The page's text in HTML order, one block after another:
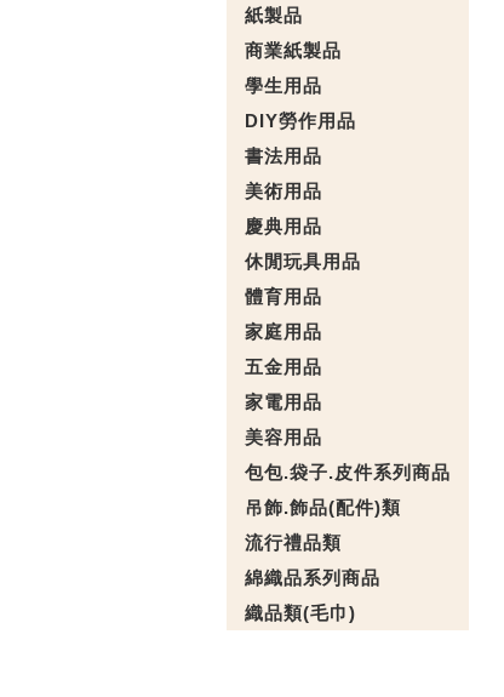
紙製品
商業紙製品
學生用品
DIY勞作用品
書法用品
美術用品
慶典用品
休閒玩具用品
體育用品
家庭用品
五金用品
家電用品
美容用品
包包.袋子.皮件系列商品
吊飾.飾品(配件)類
流行禮品類
綿織品系列商品
織品類(毛巾)